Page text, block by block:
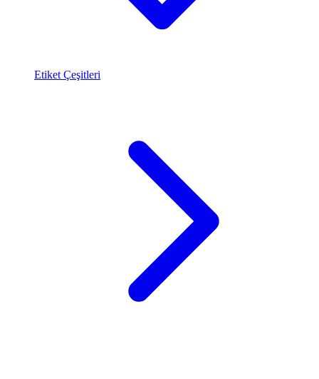
Etiket Çeşitleri